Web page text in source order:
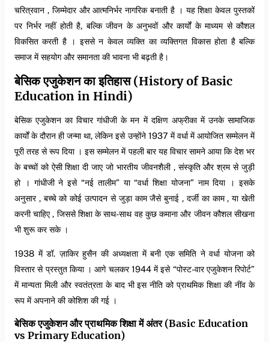
चरित्रवान , जिम्मेदार और आत्मनिर्भर नागरिक बनाती है । यह शिक्षा केवल पुस्तकों
पर निर्भर नहीं होती है, बल्कि जीवन के अनुभवों और कार्यों के माध्यम से कौशल
विकसित करती है । इससे न केवल व्यक्ति का व्यक्तिगत विकास होता है बल्कि
समाज में सहयोग और समानता की भावना भी बढ़ती है।
बेसिक एजुकेशन का इतिहास (History of Basic
Education in Hindi)
बेसिक एजुकेशन का विचार गांधीजी के मन में दक्षिण अफ्रीका में उनके सामाजिक
कार्यों के दौरान ही जन्मा था, लेकिन इसे उन्होंने 1937 में वर्धा में आयोजित सम्मेलन में
पूरी तरह से रूप दिया । इस सम्मेलन में पहली बार यह विचार सामने आया कि देश भर
के बच्चों को ऐसी शिक्षा दी जाए जो भारतीय जीवनशैली , संस्कृति और श्रम से जुड़ी
हो । गांधीजी ने इसे “नई तालीम” या “वर्धा शिक्षा योजना” नाम दिया । इसके
अनुसार , बच्चे को कोई उत्पादन से जुड़ा काम जैसे बुनाई , दर्जी का काम , या खेती
करनी चाहिए , जिससे शिक्षा के साथ-साथ वह कुछ कमाना और जीवन कौशल सीखना
भी शुरू कर सके ।
1938 में डॉ. ज़ाकिर हुसैन की अध्यक्षता में बनी एक समिति ने वर्धा योजना को
विस्तार से प्रस्तुत किया । आगे चलकर 1944 में इसे “पोस्ट-वार एजुकेशन रिपोर्ट”
में मान्यता मिली और स्वतंत्रता के बाद भी इस नीति को प्राथमिक शिक्षा की नींव के
रूप में अपनाने की कोशिश की गई ।
बेसिक एजुकेशन और प्राथमिक शिक्षा में अंतर (Basic Education
vs Primary Education)